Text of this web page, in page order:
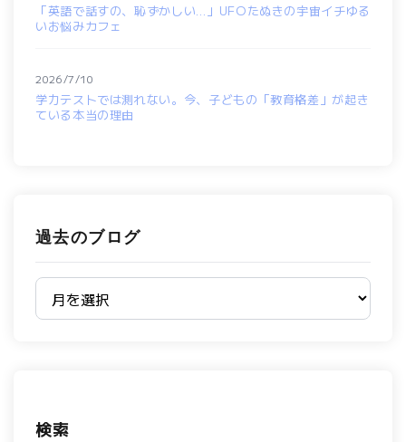
「英語で話すの、恥ずかしい…」UFOたぬきの宇宙イチゆる
いお悩みカフェ
学力テストでは測れない。今、子どもの「教育格差」が起き
ている本当の理由
2026/7/10
過去のブログ
過去のブログ
検索